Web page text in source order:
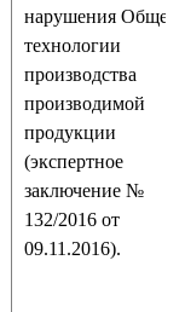
нарушения
технологии
производства
производимой
продукции
(экспертное
заключение №
132/2016 от
09.11.2016).